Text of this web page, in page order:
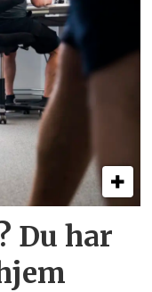
Du har